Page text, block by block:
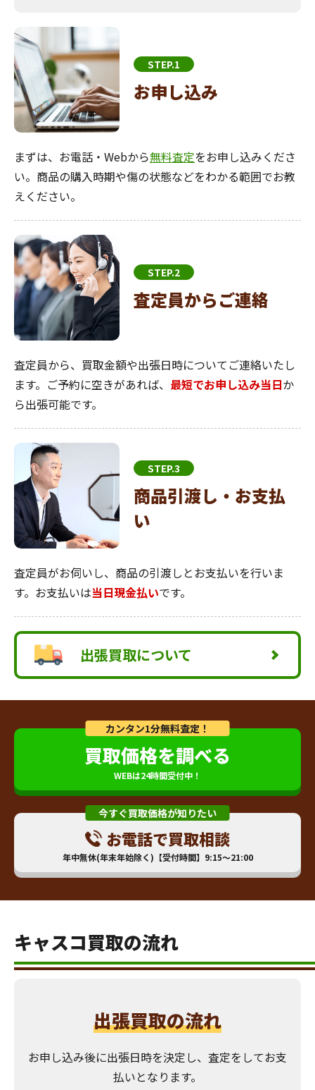
STEP.1
お申し込み
まずは、お電話・Webから無料査定をお申し込みくださ
い。商品の購入時期や傷の状態などをわかる範囲でお教
えください。
STEP.2
査定員からご連絡
査定員から、買取金額や出張日時についてご連絡いたし
ます。ご予約に空きがあれば、 最短でお申し込み当日か
ら出張可能です。
STEP.3
商品引渡し・お支払
い
査定員がお伺いし、商品の引渡しとお支払いを行いま
す。お支払いは当日現金払いです。
出張買取について
カンタン1分無料査定！
買取価格を調べる
WEBは24時間受付中！
今すぐ買取価格が知りたい
お電話で買取相談
年中無休(年末年始除く)【受付時間】9:15～21:00
キャスコ買取の流れ
出張買取の流れ
お申し込み後に出張日時を決定し、査定をしてお支
払いとなります。